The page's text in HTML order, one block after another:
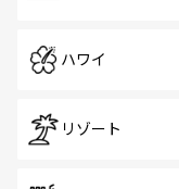
ハワイ
リゾート